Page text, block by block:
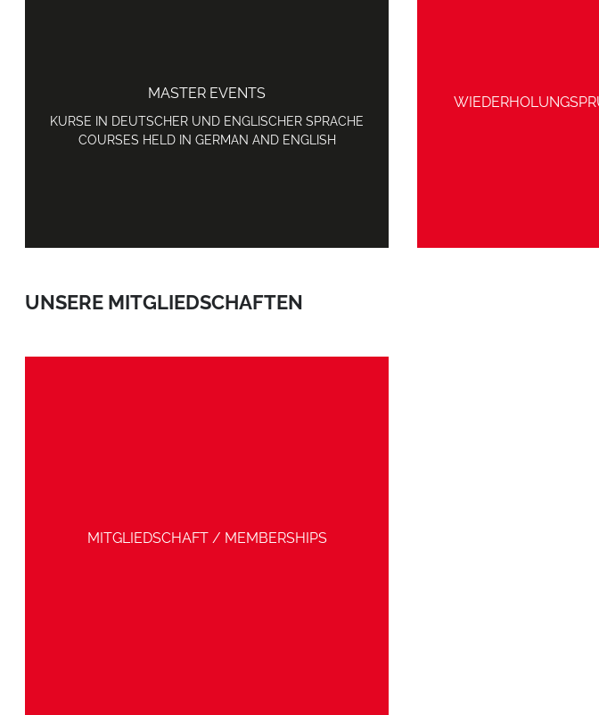
MASTER EVENTS
KURSE IN DEUTSCHER UND ENGLISCHER SPRACHE
COURSES HELD IN GERMAN AND ENGLISH
UNSERE MITGLIEDSCHAFTEN
MITGLIEDSCHAFT / MEMBERSHIPS